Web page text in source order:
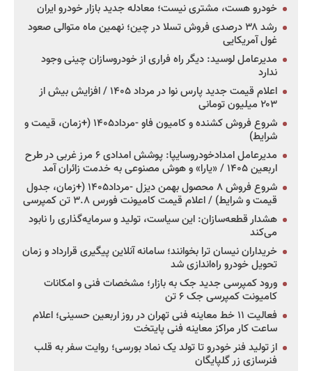
خودرو هست، مشتری نیست؛ معادله جدید بازار خودرو ایران
رشد ۳۸ درصدی فروش تسلا در چین؛ نهمین ماه متوالی صعود
غول آمریکایی
مدیرعامل لوسید: دیگر راه فراری از خودروسازان چینی وجود
ندارد
اعلام قیمت جدید پارس نوا در مرداد ۱۴۰۵ / افزایش بیش از
۲۰۳ میلیون تومانی
شروع فروش کشنده و کامیون فاو -مرداد۱۴۰۵ (+زمان، قیمت و
شرایط)
مدیرعامل امدادخودروسایپا: پوشش امدادی ۶ مرز غربی در طرح
اربعین ۱۴۰۵ / «یارا» و هوش مصنوعی به خدمت زائران آمد
شروع فروش ۸ محصول بهمن دیزل -مرداد۱۴۰۵ (+زمان، جدول
قیمت و شرایط) / اعلام قیمت کامیونت فورس ۳.۸ تن کمپرسی
هشدار قطعه‌سازان: این سیاست، تولید و سرمایه‌گذاری را نابود
می‌کند
خریداران نیسان ترا بخوانند؛ سامانه آنلاین پیگیری قرارداد و زمان
تحویل خودرو راه‌اندازی شد
ورود کمپرسی جدید جک به بازار؛ مشخصات فنی و امکانات
کامیونت کمپرسی جک ۶ تن
فعالیت ۱۱ خط معاینه فنی تهران در روز اربعین حسینی؛ اعلام
ساعت کار مراکز معاینه فنی پایتخت
از تولید فنر خودرو تا تولد یک نماد بورسی؛ روایت سفر به قلب
فنرسازی زر گلپایگان